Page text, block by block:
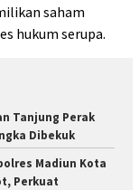
saham
hukum serupa.
Tanjung Perak
Dibekuk
Madiun Kota
Perkuat